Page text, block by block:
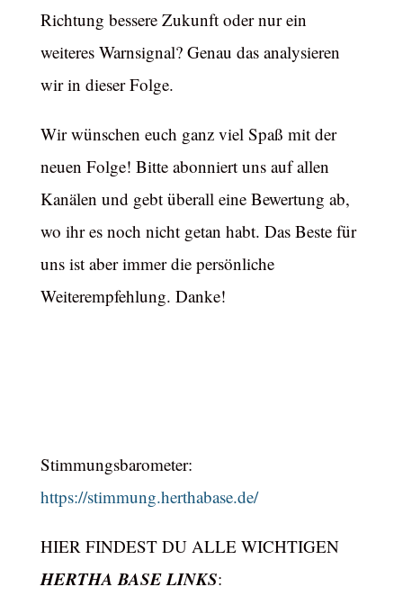
Richtung bessere Zukunft oder nur ein
weiteres Warnsignal? Genau das analysieren
wir in dieser Folge.
Wir wünschen euch ganz viel Spaß mit der
neuen Folge! Bitte abonniert uns auf allen
Kanälen und gebt überall eine Bewertung ab,
wo ihr es noch nicht getan habt. Das Beste für
uns ist aber immer die persönliche
Weiterempfehlung. Danke!
Stimmungsbarometer:
https://stimmung.herthabase.de/
HIER FINDEST DU ALLE WICHTIGEN
HERTHA BASE LINKS: